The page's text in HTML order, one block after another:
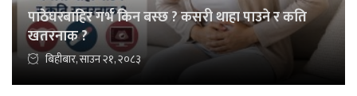
पाठेघरबाहिर गर्भ किन बस्छ ? कसरी थाहा पाउने र कति
खतरनाक ?
बिहीबार, साउन २१, २०८३